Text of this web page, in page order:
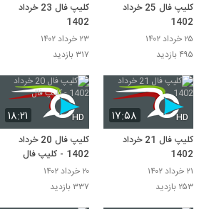
کلیپ فال 25 خرداد
1402
۲۵ خرداد ۱۴۰۲
۴۹۵ بازدید
کلیپ فال 23 خرداد
1402
۲۳ خرداد ۱۴۰۲
۳۱۷ بازدید
۱۷:۵۸ HD
کلیپ فال 21 خرداد
1402
۲۱ خرداد ۱۴۰۲
۲۵۳ بازدید
۱۸:۲۱ HD
کلیپ فال 20 خرداد
1402 - کلیپ فال
۲۰ خرداد ۱۴۰۲
۳۳۷ بازدید